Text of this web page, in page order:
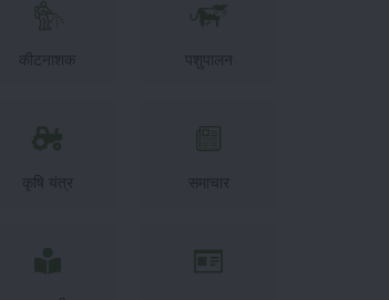
कीटनाशक पशुपालन
कृषि यंत्र समाचार